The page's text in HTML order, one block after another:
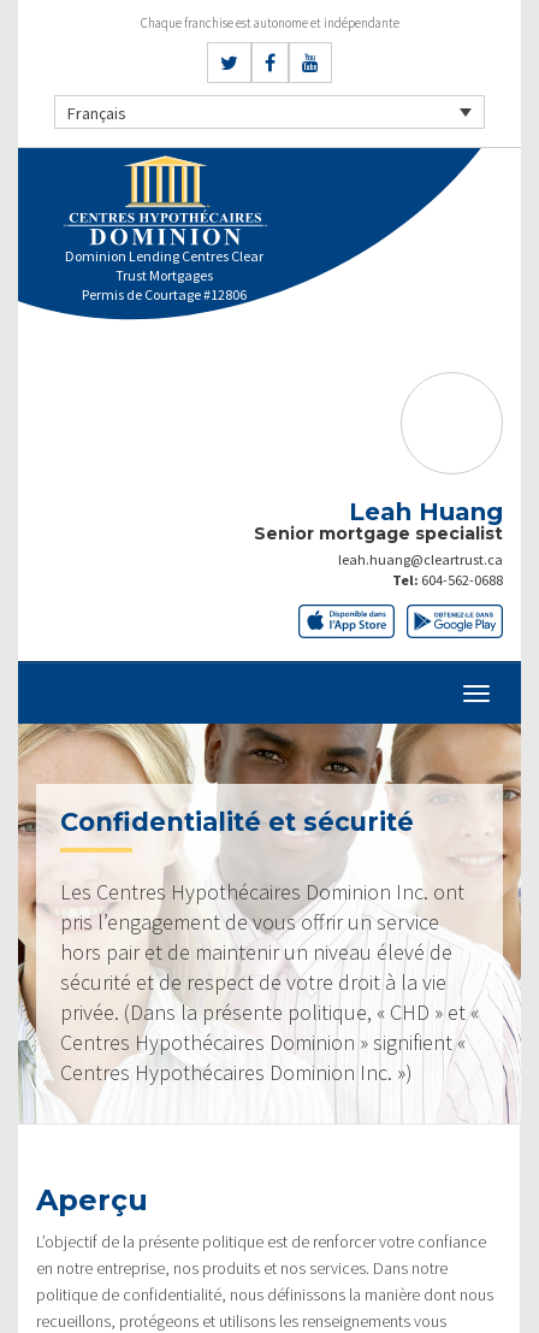
Chaque franchise est autonome et indépendante
Français
Dominion Lending Centres Clear
Trust Mortgages
Permis de Courtage #12806
Leah Huang
Senior mortgage specialist
leah.huang@cleartrust.ca
Tel: 604-562-0688
Confidentialité et sécurité
Les Centres Hypothécaires Dominion Inc. ont
pris l’engagement de vous offrir un service
hors pair et de maintenir un niveau élevé de
sécurité et de respect de votre droit à la vie
privée. (Dans la présente politique, « CHD » et «
Centres Hypothécaires Dominion » signifient «
Centres Hypothécaires Dominion Inc. »)
Aperçu
L’objectif de la présente politique est de renforcer votre confiance
en notre entreprise, nos produits et nos services. Dans notre
politique de confidentialité, nous définissons la manière dont nous
recueillons, protégeons et utilisons les renseignements vous